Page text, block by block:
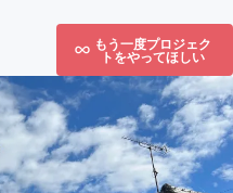
もう一度プロジェク
トをやってほしい